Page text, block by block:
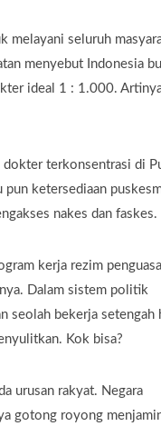
melayani seluruh
menyebut Indonesia
ideal 1 : 1.000. Artinya
dokter terkonsentrasi di
pun ketersediaan
nakes dan faskes.
kerja rezim
Dalam sistem politik
seolah bekerja setengah
Kok bisa?
urusan rakyat. Negara
gotong royong